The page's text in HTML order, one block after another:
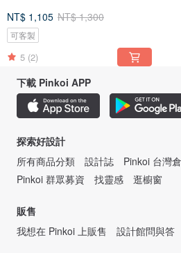
NT$ 1,105 NT$ 1,300
可客製
5 (2)
下載 Pinkoi APP
探索好設計
所有商品分類
設計誌 Pinkoi 台灣
Pinkoi 群眾募資
找靈感 逛櫥窗
販售
我想在 Pinkoi 上販售
設計館問與答